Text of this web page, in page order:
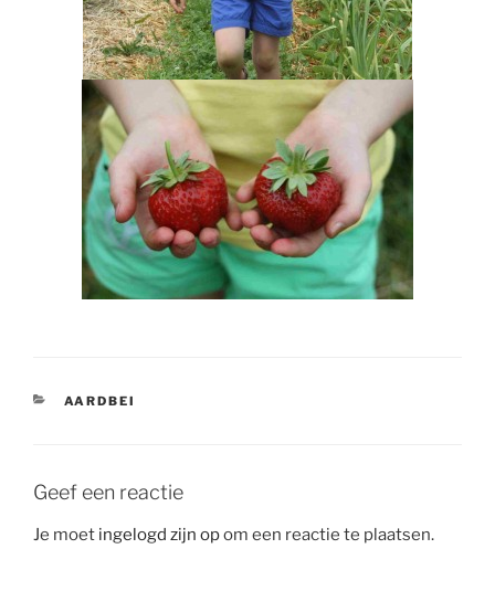
CATEGORIEËN
AARDBEI
Geef een reactie
Je moet ingelogd zijn opom een reactie te plaatsen.